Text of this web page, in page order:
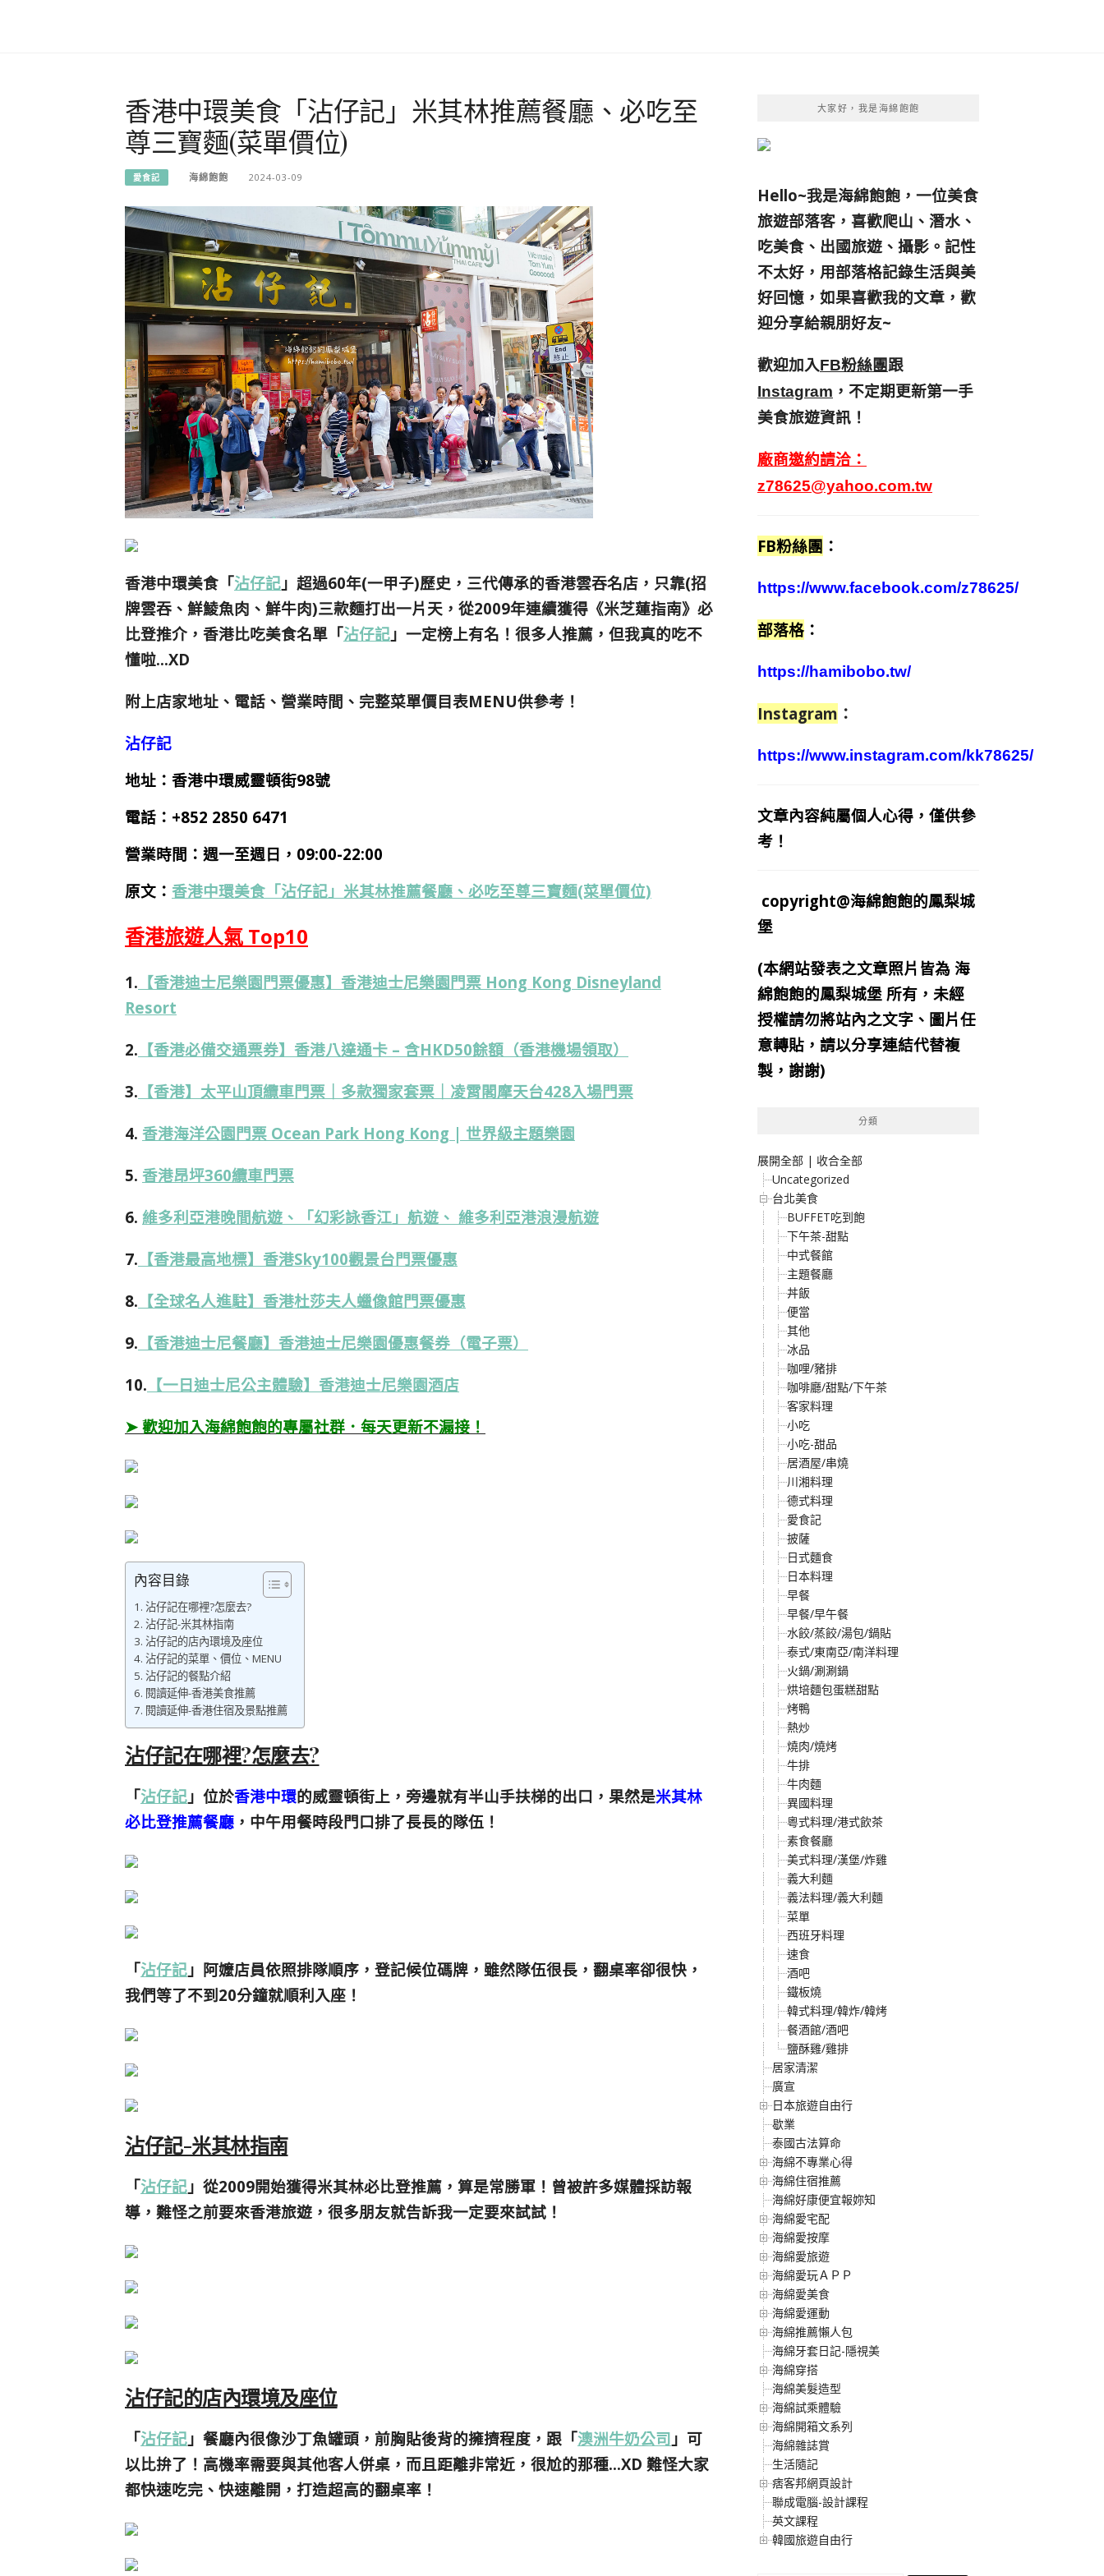
香港中環美食「沾仔記」米其林推薦餐廳、必吃至
尊三寶麵(菜單價位)
愛食記 海綿飽飽 2024-03-09
香港中環美食「沾仔記 」超過60年(一甲子)歷史，三代傳承的香港雲吞名店，只靠(招
牌雲吞、 鮮鯪魚肉、鮮牛肉)三款麵打出一片天，從2009年連續獲得《米芝蓮指南》必
比登推介，香港比吃美食名單「沾仔記 」一定榜上有名！很多人推薦，但我真的吃不
懂啦…XD
附上店家地址、電話、營業時間、完整菜單價目表MENU供參考！
沾仔記
地址：香港中環威靈頓街98號
電話：+852 2850 6471
營業時間： 週一至週日 ，09:00-22:00
原文： 香港中環美食「沾仔記」米其林推薦餐廳、必吃至尊三寶麵(菜單價位)
香港旅遊人氣 Top10
1. 【香港迪士尼樂園門票優惠】香港迪士尼樂園門票 Hong Kong Disneyland
Resort
2. 【香港必備交通票券】香港八達通卡 – 含HKD50餘額（香港機場領取）
3. 【香港】太平山頂纜車門票｜多款獨家套票｜凌霄閣摩天台428入場門票
4. 香港海洋公園門票 Ocean Park Hong Kong | 世界級主題樂園
5. 香港昂坪360纜車門票
6. 維多利亞港晚間航遊、「幻彩詠香江」航遊、 維多利亞港浪漫航遊
7. 【香港最高地標】香港Sky100觀景台門票優惠
8. 【全球名人進駐】香港杜莎夫人蠟像館門票優惠
9. 【香港迪士尼餐廳】香港迪士尼樂園優惠餐券（電子票）
10. 【一日迪士尼公主體驗】香港迪士尼樂園酒店
➤ 歡迎加入海綿飽飽的專屬社群．每天更新不漏接！
內容目錄
沾仔記在哪裡?怎麼去?
沾仔記-米其林指南
沾仔記的店內環境及座位
沾仔記的菜單、價位、MENU
沾仔記的餐點介紹
閱讀延伸-香港美食推薦
閱讀延伸-香港住宿及景點推薦
沾仔記在哪裡?怎麼去?
「沾仔記 」位於香港中環的威靈頓街上，旁邊就有半山手扶梯的出口，果然是米其林
必比登推薦餐廳 ，中午用餐時段門口排了長長的隊伍！
「沾仔記 」阿嬤店員依照排隊順序，登記候位碼牌，雖然隊伍很長，翻桌率卻很快，
我們等了不到20分鐘就順利入座！
沾仔記-米其林指南
「沾仔記 」從2009開始獲得米其林必比登推薦，算是常勝軍！曾被許多媒體採訪報
導，難怪之前要來香港旅遊，很多朋友就告訴我一定要來試試！
沾仔記的店內環境及座位
「沾仔記 」餐廳內很像沙丁魚罐頭，前胸貼後背的擁擠程度，跟「澳洲牛奶公司 」可
以比拚了！高機率需要與其他客人併桌，而且距離非常近，很尬的那種…XD 難怪大家
都快速吃完、快速離開，打造超高的翻桌率！
大家好，我是海綿飽飽
Hello~我是海綿飽飽，一位美食
旅遊部落客， 喜歡爬山、潛水、
吃美食、出國旅遊、攝影。 記性
不太好，用部落格記錄生活與美
好回憶， 如果喜歡我的文章，歡
迎分享給親朋好友~
歡迎加入FB粉絲團跟
Instagram ，不定期更新第一手
美食旅遊資訊！
廠商邀約請洽：
z78625@yahoo.com.tw
FB粉絲團 ：
https://www.facebook.com/z78625/
部落格 ：
https://hamibobo.tw/
Instagram ：
https://www.instagram.com/kk78625/
文章內容純屬個人心得，僅供參
考！
copyright@海綿飽飽的鳳梨城
堡
(本網站發表之文章照片皆為 海
綿飽飽的鳳梨城堡 所有，未經
授權請勿將站內之文字、圖片任
意轉貼，請以分享連結代替複
製，謝謝)
分類
展開全部 | 收合全部
Uncategorized
台北美食
BUFFET吃到飽
下午茶-甜點
中式餐館
主題餐廳
丼飯
便當
其他
冰品
咖哩/豬排
咖啡廳/甜點/下午茶
客家料理
小吃
小吃-甜品
居酒屋/串燒
川湘料理
德式料理
愛食記
披薩
日式麵食
日本料理
早餐
早餐/早午餐
水餃/蒸餃/湯包/鍋貼
泰式/東南亞/南洋料理
火鍋/涮涮鍋
烘培麵包蛋糕甜點
烤鴨
熱炒
燒肉/燒烤
牛排
牛肉麵
異國料理
粵式料理/港式飲茶
素食餐廳
美式料理/漢堡/炸雞
義大利麵
義法料理/義大利麵
菜單
西班牙料理
速食
酒吧
鐵板燒
韓式料理/韓炸/韓烤
餐酒館/酒吧
鹽酥雞/雞排
居家清潔
廣宣
日本旅遊自由行
歇業
泰國古法算命
海綿不專業心得
海綿住宿推薦
海綿好康便宜報妳知
海綿愛宅配
海綿愛按摩
海綿愛旅遊
海綿愛玩ＡＰＰ
海綿愛美食
海綿愛運動
海綿推薦懶人包
海綿牙套日記-隱視美
海綿穿搭
海綿美髮造型
海綿試乘體驗
海綿開箱文系列
海綿雜誌賞
生活隨記
痞客邦網頁設計
聯成電腦-設計課程
英文課程
韓國旅遊自由行